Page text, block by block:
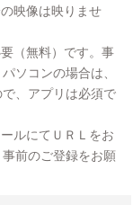
映像は映りませ
（無料）です。事
ソコンの場合は、
、アプリは必須で
ルにてＵＲＬをお
前のご登録をお願